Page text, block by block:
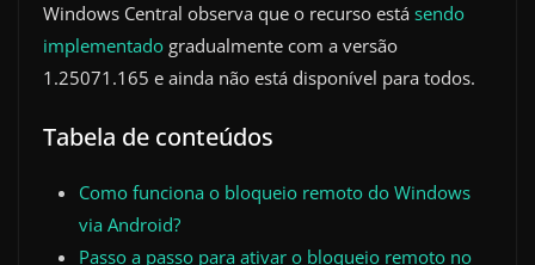
Windows Central observa que o recurso está sendo
implementado gradualmente com a versão
1.25071.165 e ainda não está disponível para todos.
Tabela de conteúdos
Como funciona o bloqueio remoto do Windows
via Android?
Passo a passo para ativar o bloqueio remoto no